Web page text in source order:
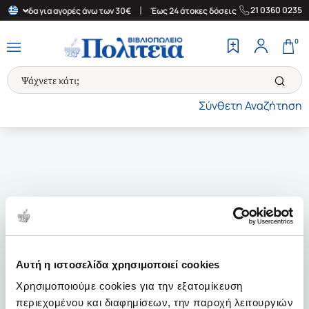
Αυτή η ιστοσελίδα χρησιμοποιεί cookies
Χρησιμοποιούμε cookies για την εξατομίκευση
περιεχομένου και διαφημίσεων, την παροχή λειτουργιών
Ελλάδα για αγορές άνω των 30€ Έως 24 άτοκες δόσεις | Δωρεάν
21 0360 0235
Σύνθετη Αναζήτηση
0